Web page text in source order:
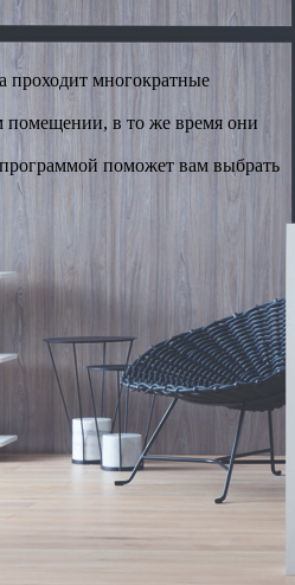
проходит многократные
помещении, в то же время они
поможет вам выбрать